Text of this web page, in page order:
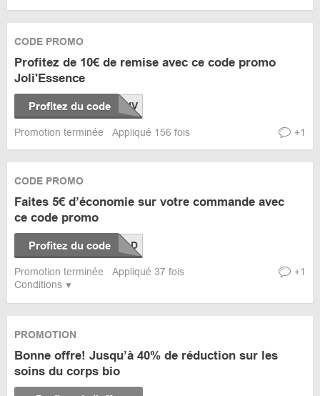
CODE PROMO
Profitez de 10€ de remise avec ce code promo
Joli'Essence
Profitez du code
Promotion terminée Appliqué 156 fois +1
Conditions
CODE PROMO
Faites 5€ d’économie sur votre commande avec
ce code promo
Profitez du code
Promotion terminée Appliqué 37 fois +1
PROMOTION
Bonne offre! Jusqu’à 40% de réduction sur les
soins du corps bio